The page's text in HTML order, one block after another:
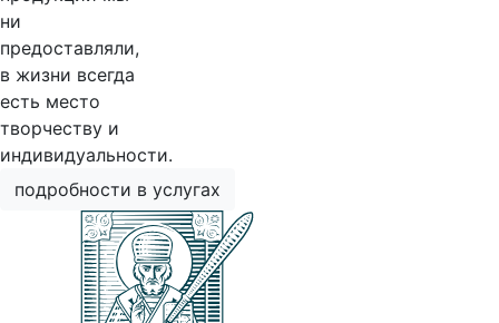
ни
предоставляли,
в жизни всегда
есть место
творчеству и
индивидуальности.
подробности в услугах